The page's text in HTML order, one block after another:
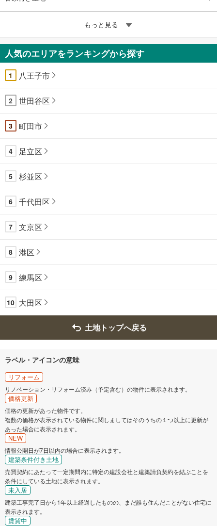
もっと見る
人気のエリアをランキングから探す
1 八王子市
2 世田谷区
3 町田市
4 足立区
5 杉並区
6 千代田区
7 文京区
8 港区
9 練馬区
10 大田区
土地トップへ戻る
ラベル・アイコンの意味
リフォーム
リノベーション・リフォーム済み（予定含む）の物件に表示されます。
価格更新
価格の更新があった物件です。
複数の価格が表示されている物件に関しましてはそのうちの１つ以上に更新が
あった場合に表示されます。
NEW
情報公開日が7日以内の場合に表示されます。
建築条件付き土地
売買契約にあたって一定期間内に特定の建設会社と建築請負契約を結ぶことを
条件にしている土地に表示されます。
未入居
建築工事完了日から1年以上経過したものの、まだ誰も住んだことがない住宅に
表示されます。
賃貸中